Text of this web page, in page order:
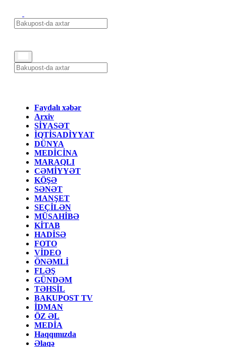
Faydalı xəbər
Arxiv
SİYASƏT
İQTİSADİYYAT
DÜNYA
MEDİCİNA
MARAQLI
CƏMİYYƏT
KÖŞƏ
SƏNƏT
MANŞET
SEÇİLƏN
MÜSAHİBƏ
KİTAB
HADİSƏ
FOTO
VİDEO
ÖNƏMLİ
FLƏŞ
GÜNDƏM
TƏHSİL
BAKUPOST TV
İDMAN
ÖZ ƏL
MEDİA
Haqqımızda
Əlaqə